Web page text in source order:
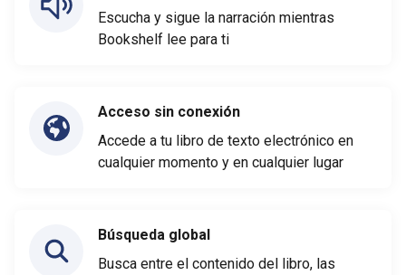
Escucha y sigue la narración mientras
Bookshelf lee para ti
Acceso sin conexión
Accede a tu libro de texto electrónico en
cualquier momento y en cualquier lugar
Búsqueda global
Busca entre el contenido del libro, las